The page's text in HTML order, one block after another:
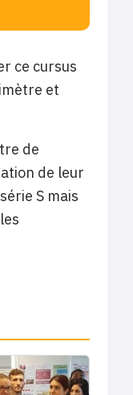
ce cursus
et
de
de leur
S mais